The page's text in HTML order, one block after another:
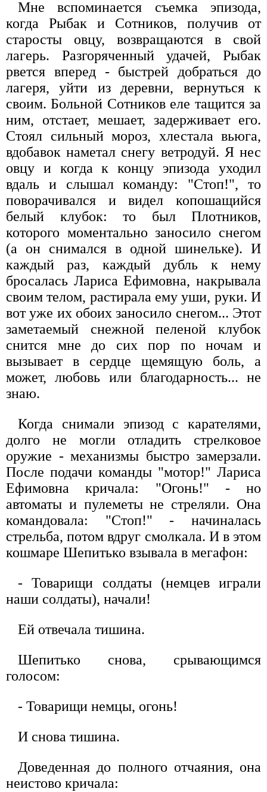
Мне вспоминается съемка эпизода,
когда Рыбак и Сотников, получив от
старосты овцу, возвращаются в свой
лагерь. Разгоряченный удачей, Рыбак
рвется вперед - быстрей добраться до
лагеря, уйти из деревни, вернуться к
своим. Больной Сотников еле тащится за
ним, отстает, мешает, задерживает его.
Стоял сильный мороз, хлестала вьюга,
вдобавок наметал снегу ветродуй. Я нес
овцу и когда к концу эпизода уходил
вдаль и слышал команду: "Стоп!", то
поворачивался и видел копошащийся
белый клубок: то был Плотников,
которого моментально заносило снегом
(а он снимался в одной шинельке). И
каждый раз, каждый дубль к нему
бросалась Лариса Ефимовна, накрывала
своим телом, растирала ему уши, руки. И
вот уже их обоих заносило снегом... Этот
заметаемый снежной пеленой клубок
снится мне до сих пор по ночам и
вызывает в сердце щемящую боль, а
может, любовь или благодарность... не
знаю.
Когда снимали эпизод с карателями,
долго не могли отладить стрелковое
оружие - механизмы быстро замерзали.
После подачи команды "мотор!" Лариса
Ефимовна кричала: "Огонь!" - но
автоматы и пулеметы не стреляли. Она
командовала: "Стоп!" - начиналась
стрельба, потом вдруг смолкала. И в этом
кошмаре Шепитько взывала в мегафон:
- Товарищи солдаты (немцев играли
наши солдаты), начали!
Ей отвечала тишина.
Шепитько снова, срывающимся
голосом:
- Товарищи немцы, огонь!
И снова тишина.
Доведенная до полного отчаяния, она
неистово кричала: